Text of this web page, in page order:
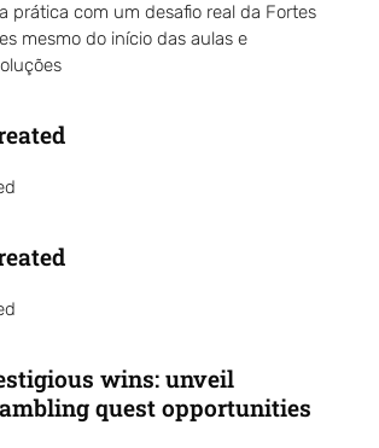
prática com um desafio real da Fortes
mesmo do início das aulas e
wins: unveil
quest opportunities